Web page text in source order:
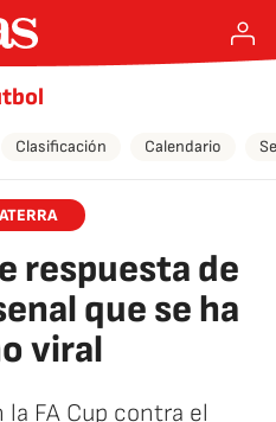
Clasificación Calendario
respuesta de
que se ha
viral
la FA Cup contra el